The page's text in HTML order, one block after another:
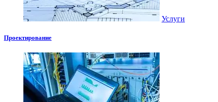
Услуги
Проектирование